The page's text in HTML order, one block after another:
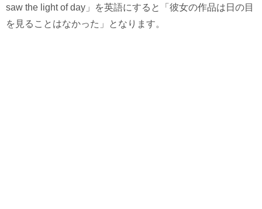
saw the light of day」を英語にすると「彼女の作品は日の目
を見ることはなかった」となります。